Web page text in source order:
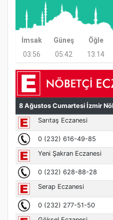
Etkinliği
koparıyor mu?
İmsak Güneş Öğle
03:56
05:42 13:14